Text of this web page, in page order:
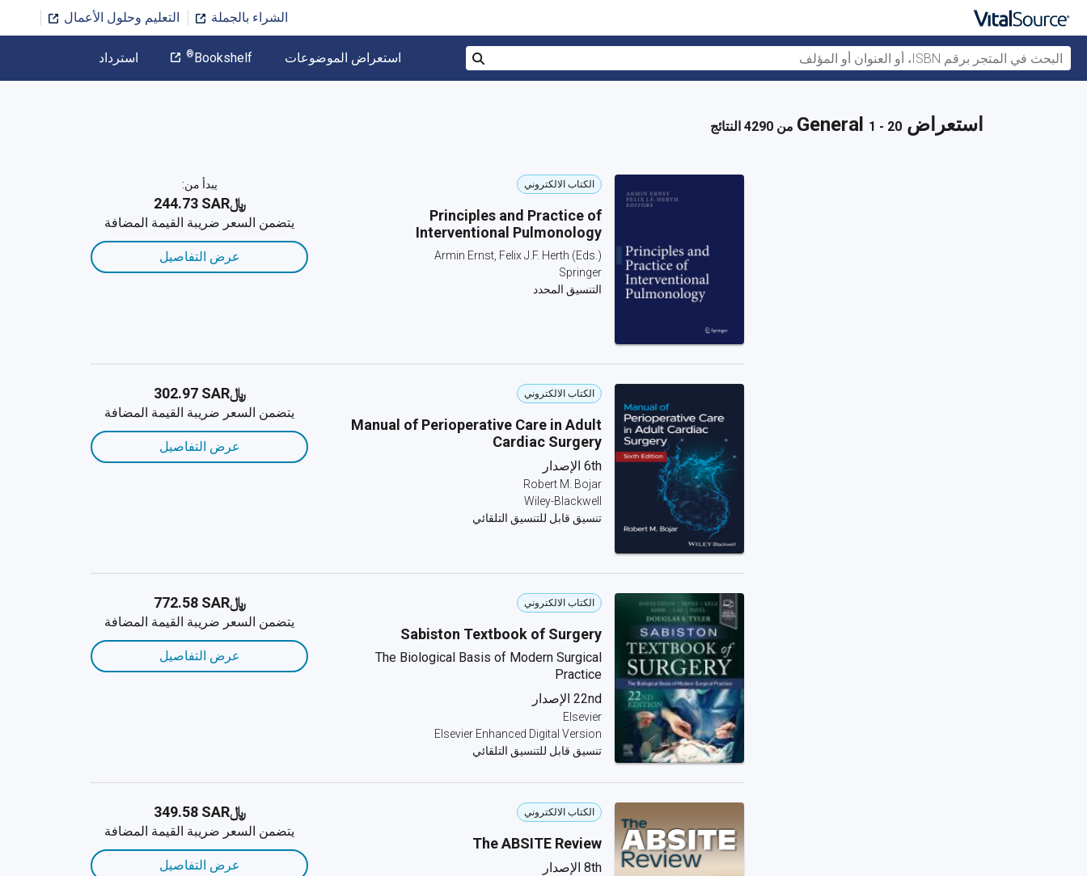
الشراء بالجملة التعليم وحلول الأعمال
البحث في المتجر برقم ISBN، أو العنوان أو المؤلف
بحث
استعراض الموضوعات Bookshelf
® استرداد
استعراض General 1 - 20 من 4290 النتائج
الكتاب الالكتروني
Principles and Practice of
Interventional Pulmonology
Armin Ernst, Felix J.F. Herth (Eds.)
Springer
التنسيق المحدد
يبدأ من:
﷼‎244.73 SAR
يتضمن السعر ضريبة القيمة المضافة
عرض التفاصيل
الكتاب الالكتروني
Manual of Perioperative Care in Adult
Cardiac Surgery
6th الإصدار
Robert M. Bojar
Wiley-Blackwell
تنسيق قابل للتنسيق التلقائي
﷼‎302.97 SAR
يتضمن السعر ضريبة القيمة المضافة
عرض التفاصيل
الكتاب الالكتروني
Sabiston Textbook of Surgery
The Biological Basis of Modern Surgical
Practice
22nd الإصدار
Elsevier
Elsevier Enhanced Digital Version
تنسيق قابل للتنسيق التلقائي
﷼‎772.58 SAR
يتضمن السعر ضريبة القيمة المضافة
عرض التفاصيل
الكتاب الالكتروني
The ABSITE Review
8th الإصدار
﷼‎349.58 SAR
يتضمن السعر ضريبة القيمة المضافة
عرض التفاصيل